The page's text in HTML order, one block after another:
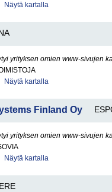
Näytä kartalla
yrityksen omien www-sivujen
Näytä kartalla
Finland Oy
yrityksen omien www-sivujen
Näytä kartalla